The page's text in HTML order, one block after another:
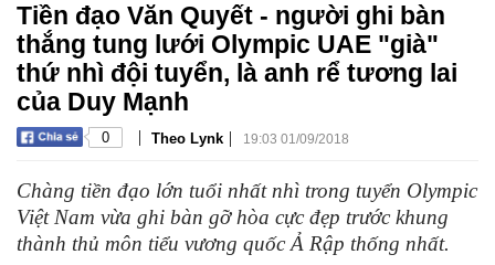
Tiền đạo Văn Quyết - người ghi bàn
thắng tung lưới Olympic UAE "già"
thứ nhì đội tuyển, là anh rể tương lai
của Duy Mạnh
0 | Theo Lynk | 19:03 01/09/2018
Chàng tiền đạo lớn tuổi nhất nhì trong tuyển Olympic
Việt Nam vừa ghi bàn gỡ hòa cực đẹp trước khung
thành thủ môn tiểu vương quốc Ả Rập thống nhất.